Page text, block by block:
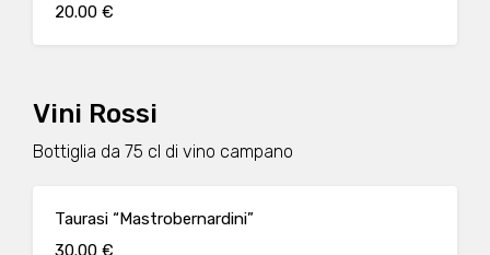
20.00 €
Vini Rossi
Bottiglia da 75 cl di vino campano
Taurasi “Mastrobernardini”
30.00 €